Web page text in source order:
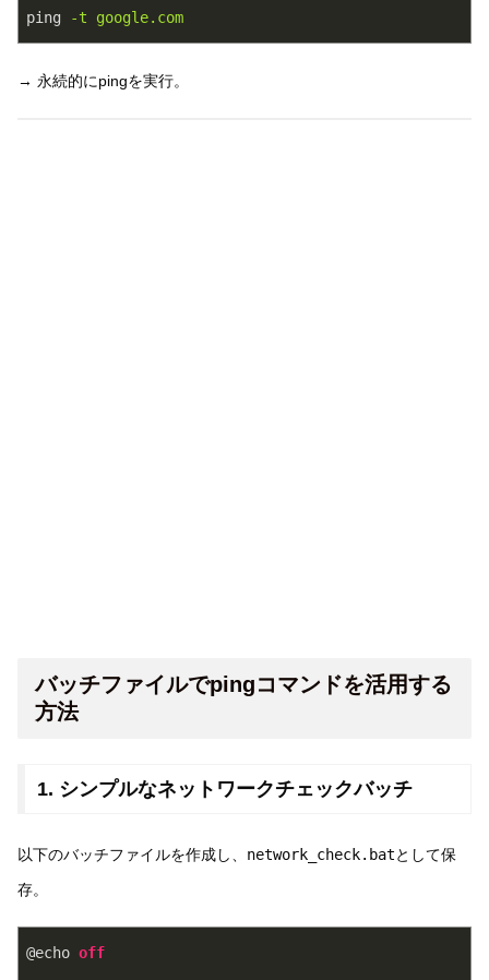
ping -t google.com
→ 永続的にpingを実行。
バッチファイルでpingコマンドを活用する
方法
1. シンプルなネットワークチェックバッチ
以下のバッチファイルを作成し、 network_check.batとして保
存。
@echo off